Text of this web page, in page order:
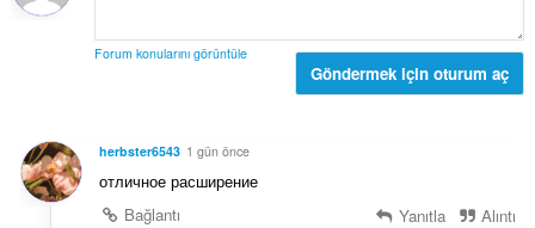
y
:
Forum konularını görüntüle
Göndermek için oturum aç
herbster6543 1 gün önce
отличное расширение
Bağlantı
Yanıtla Alıntı